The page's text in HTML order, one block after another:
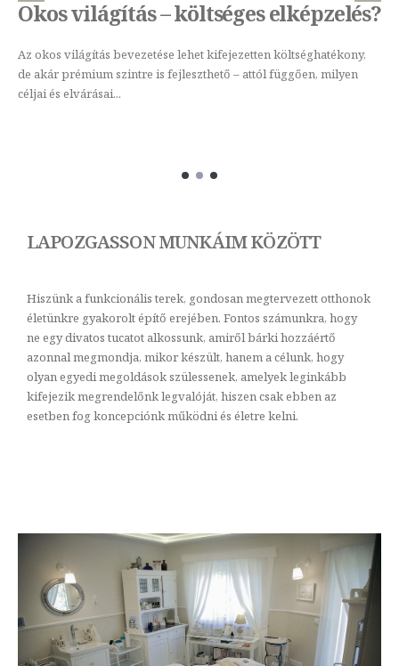
Okos világítás – költséges elképzelés?
Az okos világítás bevezetése lehet kifejezetten költséghatékony,
de akár prémium szintre is fejleszthető – attól függően, milyen
céljai és elvárásai...
LAPOZGASSON MUNKÁIM KÖZÖTT
Hiszünk a funkcionális terek, gondosan megtervezett otthonok
életünkre gyakorolt építő erejében. Fontos számunkra, hogy
ne egy divatos tucatot alkossunk, amiről bárki hozzáértő
azonnal megmondja, mikor készült, hanem a célunk, hogy
olyan egyedi megoldások szülessenek, amelyek leginkább
kifejezik megrendelőnk legvalóját, hiszen csak ebben az
esetben fog koncepciónk működni és életre kelni.